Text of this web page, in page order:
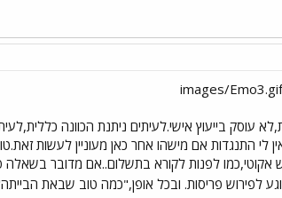
עוסק בייעוץ אישי.לעיתים ניתנת הכוונה
לי התנגדות אם מישהו אחר כאן מעוניין לעשות
לפנות לקורא בתשלום..אם מדובר
לפירוש פריסות. ובכל אופן,"כמה טוב שבאת